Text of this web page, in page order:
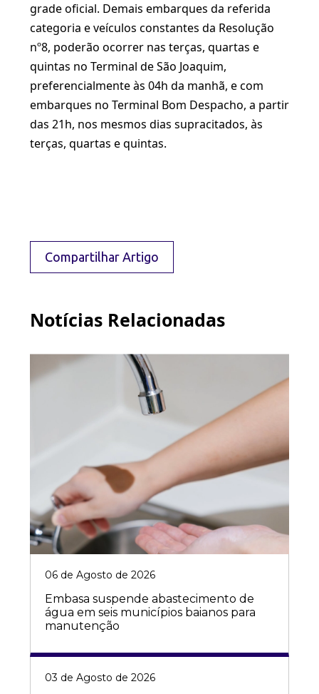
grade oficial. Demais embarques da referida
categoria e veículos constantes da Resolução
nº8, poderão ocorrer nas terças, quartas e
quintas no Terminal de São Joaquim,
preferencialmente às 04h da manhã, e com
embarques no Terminal Bom Despacho, a partir
das 21h, nos mesmos dias supracitados, às
terças, quartas e quintas.
Compartilhar Artigo
Notícias Relacionadas
06 de Agosto de 2026
Embasa suspende abastecimento de
água em seis municípios baianos para
manutenção
03 de Agosto de 2026